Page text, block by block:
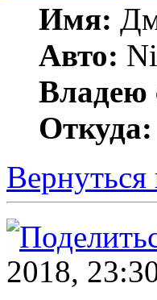
Имя:
Авто:
Владею
Откуда:
Вернуться
2018,